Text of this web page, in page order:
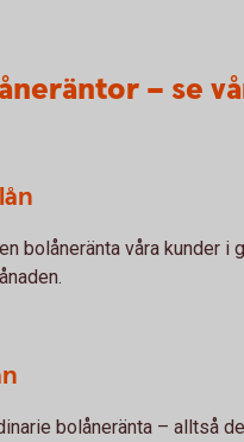
– se
bolåneränta våra kunder i
bolåneränta – alltså